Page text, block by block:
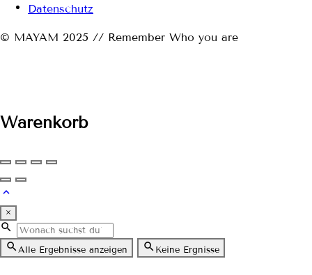
Datenschutz
© MAYAM 2025 // Remember Who you are
Warenkorb
×
Alle Ergebnisse anzeigen Keine Ergnisse